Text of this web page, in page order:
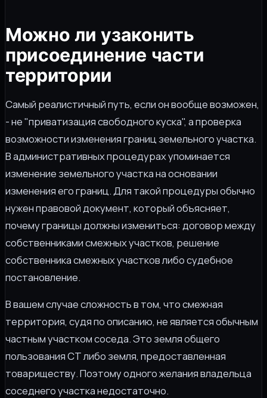
Можно ли узаконить
присоединение части
территории
Самый реалистичный путь, если он вообще возможен,
- не "приватизация свободного куска", а проверка
возможности изменения границ земельного участка.
В административных процедурах упоминается
изменение земельного участка на основании
изменения его границ. Для такой процедуры обычно
нужен правовой документ, который объясняет,
почему границы должны измениться: договор между
собственниками смежных участков, решение
собственника смежных участков либо судебное
постановление.
В вашем случае сложность в том, что смежная
территория, судя по описанию, не является обычным
частным участком соседа. Это земля общего
пользования СТ либо земля, предоставленная
товариществу. Поэтому одного желания владельца
соседнего участка недостаточно.